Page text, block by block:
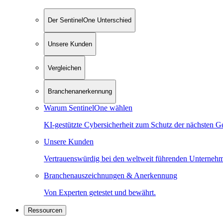
Der SentinelOne Unterschied
Unsere Kunden
Vergleichen
Branchenanerkennung
Warum SentinelOne wählen
KI-gestützte Cybersicherheit zum Schutz der nächsten
Unsere Kunden
Vertrauenswürdig bei den weltweit führenden
Branchenauszeichnungen & Anerkennung
Von Experten getestet und bewährt.
Ressourcen